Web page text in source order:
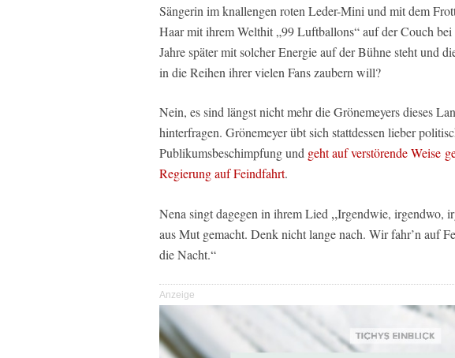
Sängerin im knallengen roten Leder-Mini und mit dem
Haar mit ihrem Welthit „99 Luftballons“ auf der Couch
Jahre später mit solcher Energie auf der Bühne steht und
in die Reihen ihrer vielen Fans zaubern will?
Nein, es sind längst nicht mehr die Grönemeyers dieses
hinterfragen. Grönemeyer übt sich stattdessen lieber
Publikumsbeschimpfung und geht auf verstörende Weise
Regierung auf Feindfahrt.
Nena singt dagegen in ihrem Lied „Irgendwie, irgendwo,
aus Mut gemacht. Denk nicht lange nach. Wir fahr’n auf
die Nacht.“
Anzeige